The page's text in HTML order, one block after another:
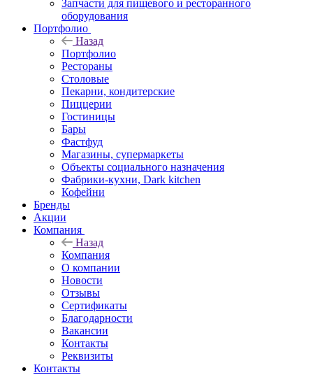
Запчасти для пищевого и ресторанного
оборудования
Портфолио
Назад
Портфолио
Рестораны
Столовые
Пекарни, кондитерские
Пиццерии
Гостиницы
Бары
Фастфуд
Магазины, супермаркеты
Объекты социального назначения
Фабрики-кухни, Dark kitchen
Кофейни
Бренды
Акции
Компания
Назад
Компания
О компании
Новости
Отзывы
Сертификаты
Благодарности
Вакансии
Контакты
Реквизиты
Контакты